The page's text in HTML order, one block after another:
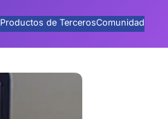
Productos de TercerosComunidad